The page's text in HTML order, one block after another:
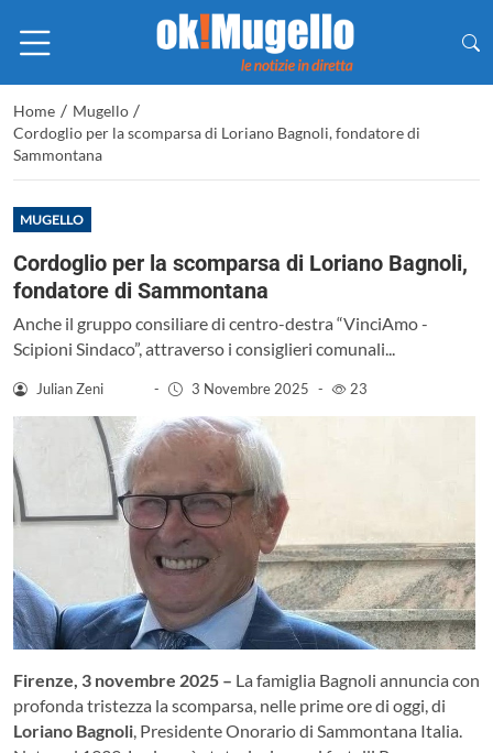
Home / Mugello /
Cordoglio per la scomparsa di Loriano Bagnoli, fondatore di
Sammontana
MUGELLO
Cordoglio per la scomparsa di Loriano Bagnoli,
fondatore di Sammontana
Anche il gruppo consiliare di centro-destra “VinciAmo -
Scipioni Sindaco”, attraverso i consiglieri comunali...
Julian Zeni - 3 Novembre 2025 - 23
Firenze, 3 novembre 2025 – La famiglia Bagnoli annuncia con
profonda tristezza la scomparsa, nelle prime ore di oggi, di
Loriano Bagnoli, Presidente Onorario di Sammontana Italia.